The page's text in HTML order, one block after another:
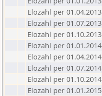
Elozahl per 01.04.2013
Elozahl per 01.07.2013
Elozahl per 01.10.2013
Elozahl per 01.01.2014
Elozahl per 01.04.2014
Elozahl per 01.07.2014
Elozahl per 01.10.2014
Elozahl per 01.01.2015